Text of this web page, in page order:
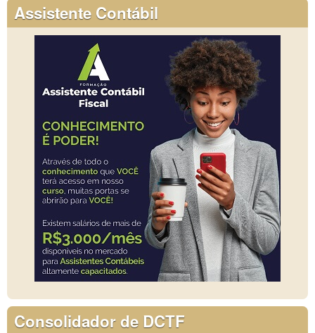
Assistente Contábil
Consolidador de DCTF